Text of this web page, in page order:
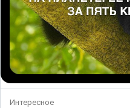
Интересное